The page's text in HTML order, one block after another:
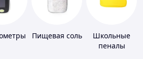
Пищевая соль
Школьные
пеналы